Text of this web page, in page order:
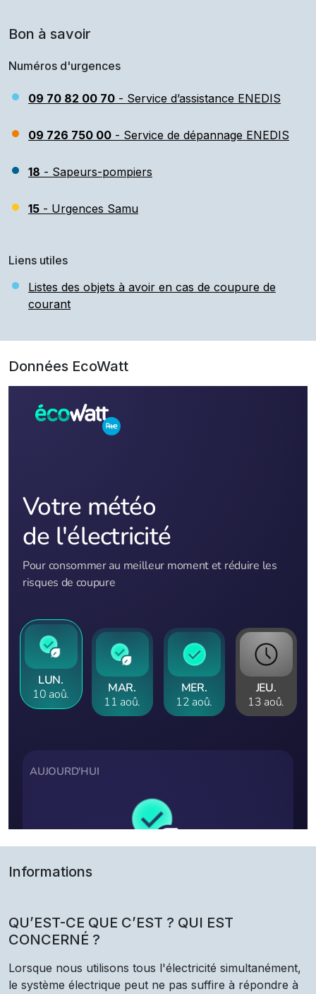
Bon à savoir
Numéros d'urgences
09 70 82 00 70 - Service d’assistance ENEDIS
09 726 750 00 - Service de dépannage ENEDIS
18 - Sapeurs-pompiers
15 - Urgences Samu
Liens utiles
Listes des objets à avoir en cas de coupure de
courant
Données EcoWatt
Informations
QU’EST-CE QUE C’EST ? QUI EST
CONCERNÉ ?
Lorsque nous utilisons tous l'électricité simultanément,
le système électrique peut ne pas suffire à répondre à